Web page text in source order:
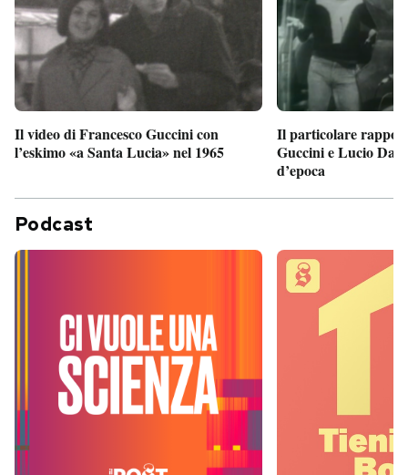
Il video di Francesco Guccini con
l’eskimo «a Santa Lucia» nel 1965
Il particolare
Guccini e Lucio
d’epoca
Podcast